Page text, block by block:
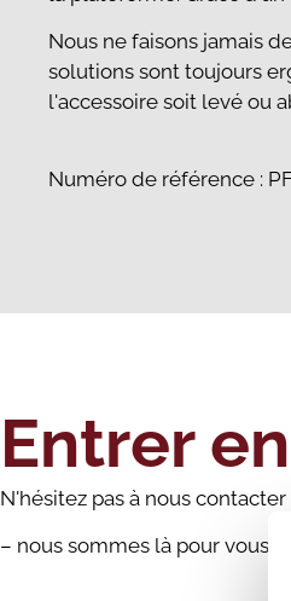
Nous ne faisons jamais
solutions sont toujours
l'accessoire soit levé ou
Numéro de référence :
Entrer
N'hésitez pas à nous
– nous sommes là pour vous